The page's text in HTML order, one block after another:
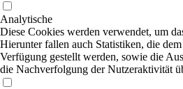
Analytische
Diese Cookies werden verwendet, um
Hierunter fallen auch Statistiken, die
Verfügung gestellt werden, sowie die
die Nachverfolgung der Nutzeraktivität